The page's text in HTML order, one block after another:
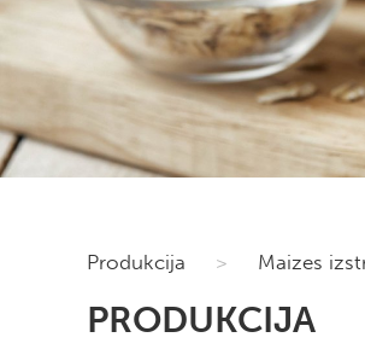
Produkcija > Maizes
PRODUKCIJA